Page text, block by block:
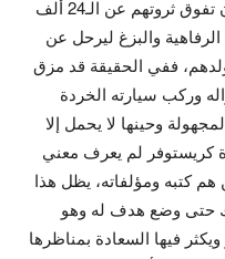
وشك التخرج لديه أخت صغيرة ووالدان تفوق ثروتهم عن الـ24 ألف
الرفاهية والبزغ ليرحل عن
ففي الحقيقة قد مزق
وركب سيارته الخردة
وحينها لا يحمل إلا
كريستوفر لم يعرف معني
هم كتبه ومؤلفاته، يظل هذا
حتى وضع هدف له وهو
فيها السعادة بمناظرها